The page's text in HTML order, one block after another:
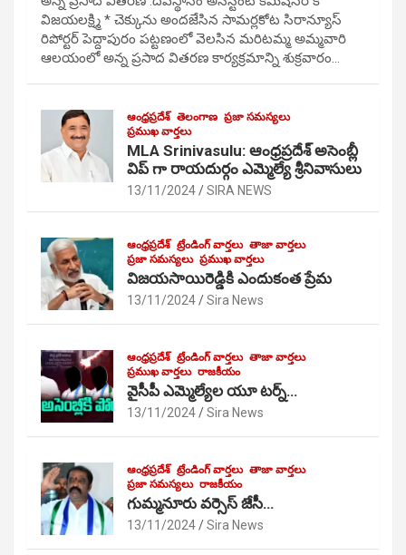
విజయలక్ష్మి * చెక్కును అందజేసిన సామర్లకోట సిరాన్యూస్
రిపోర్టర్ పెద్దాపురం పట్టణంలో వెలసిన మరిటమ్మ అమ్మవారి
ఆలయంలో అన్న ప్రసాద వితరణ కార్యక్రమాన్ని శుక్రవారం…
ఆంధ్రప్రదేశ్ తెలంగాణ ప్రజా సమస్యలు
ప్రముఖ వార్తలు
MLA Srinivasulu: ఆంధ్రప్రదేశ్ అసెంబ్లీ
విప్ గా రాయదుర్గం ఎమ్మెల్యే శ్రీనివాసులు
13/11/2024 SIRA NEWS
ఆంధ్రప్రదేశ్ ట్రేండింగ్ వార్తలు తాజా వార్తలు
ప్రజా సమస్యలు ప్రముఖ వార్తలు
విజయసాయిరెడ్డికి ఎందుకంత ప్రేమ
13/11/2024 Sira News
ఆంధ్రప్రదేశ్ ట్రేండింగ్ వార్తలు తాజా వార్తలు
ప్రముఖ వార్తలు రాజకీయం
వైసీపీ ఎమ్మెల్యేల యూ టర్న్…
13/11/2024 Sira News
ఆంధ్రప్రదేశ్ ట్రేండింగ్ వార్తలు తాజా వార్తలు
ప్రజా సమస్యలు రాజకీయం
గుమ్మనూరు వర్సెస్ జేసీ…
13/11/2024 Sira News